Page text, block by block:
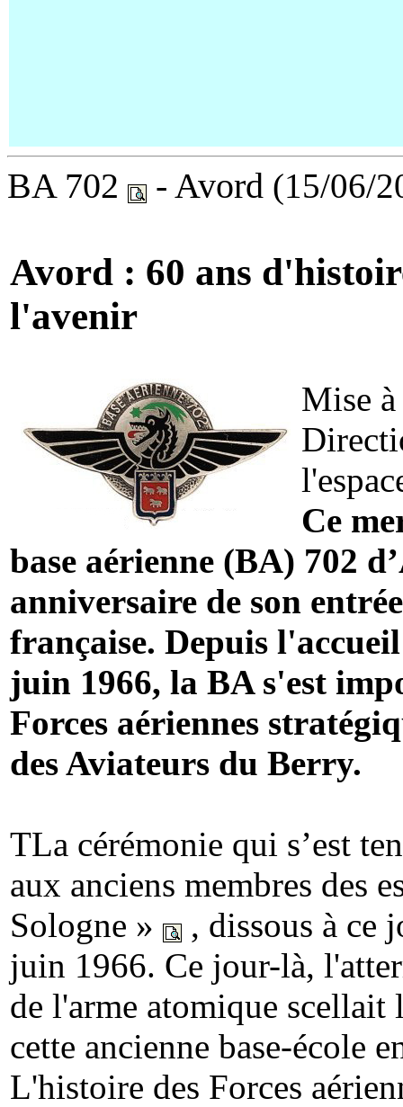
BA 702 - Avord (15/06/
Avord : 60 ans
l'avenir
Mise
Ce
base aérienne (BA) 702
anniversaire de son
française. Depuis
juin 1966, la BA s'est
Forces aériennes
des Aviateurs du Berry.
TLa cérémonie qui s’est
aux anciens membres des
Sologne »
, dissous à ce
juin 1966. Ce jour-là,
de l'arme atomique
cette ancienne base-école
L'histoire des Forces